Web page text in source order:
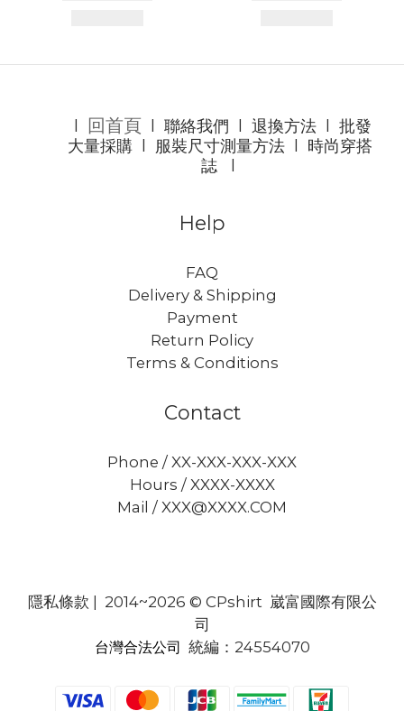
l 回首頁 l 聯絡我們 l 退換方法l 批發
大量採購 l 服裝尺寸測量方法 l 時尚穿搭
誌l
Help
FAQ
Delivery & Shipping
Payment
Return Policy
Terms & Conditions
Contact
Phone / XX-XXX-XXX-XXX
Hours / XXXX-XXXX
Mail / XXX@XXXX.COM
隱私條款 | 2014~2026 © CPshirt 崴富國際有限公
司
台灣合法公司 統編：24554070